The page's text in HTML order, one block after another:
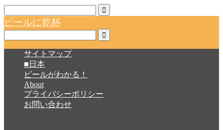
ビールに乾杯
サイトマップ
■日本
ビールがわかる！
About
プライバシーポリシー
お問い合わせ